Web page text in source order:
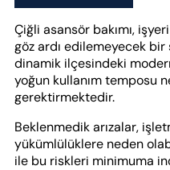
Çiğli asansör bakımı,
göz ardı edilemeyecek
dinamik ilçesindeki
yoğun kullanım temposu
gerektirmektedir.
Beklenmedik arızalar,
yükümlülüklere neden
ile bu riskleri minimuma